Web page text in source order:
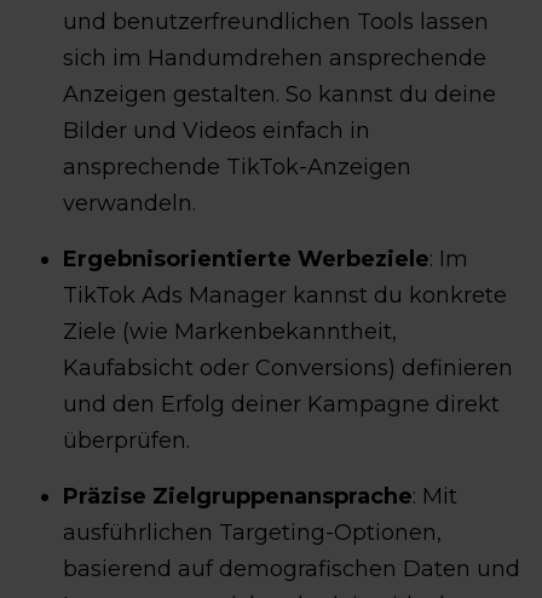
und benutzerfreundlichen Tools lassen
sich im Handumdrehen ansprechende
Anzeigen gestalten. So kannst du deine
Bilder und Videos einfach in
ansprechende TikTok-Anzeigen
verwandeln.
Ergebnisorientierte Werbeziele: Im
TikTok Ads Manager kannst du konkrete
Ziele (wie Markenbekanntheit,
Kaufabsicht oder Conversions) definieren
und den Erfolg deiner Kampagne direkt
überprüfen.
Präzise Zielgruppenansprache: Mit
ausführlichen Targeting-Optionen,
basierend auf demografischen Daten und